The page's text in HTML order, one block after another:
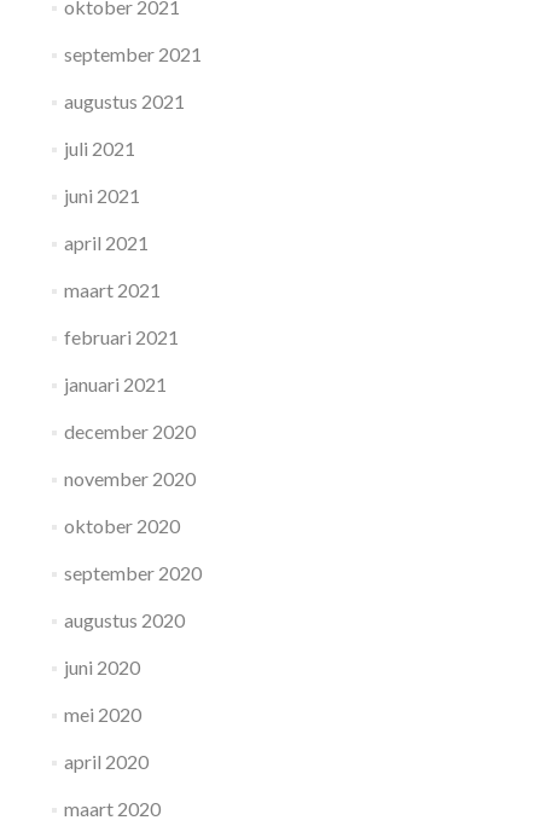
oktober 2021
september 2021
augustus 2021
juli 2021
juni 2021
april 2021
maart 2021
februari 2021
januari 2021
december 2020
november 2020
oktober 2020
september 2020
augustus 2020
juni 2020
mei 2020
april 2020
maart 2020